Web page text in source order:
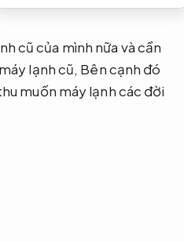
cũ của mình nữa và cần
lạnh cũ, Bên cạnh đó
muốn máy lạnh các đời